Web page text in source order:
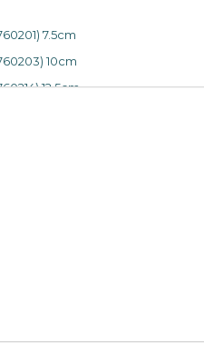
7.5cm
10cm
12.5cm